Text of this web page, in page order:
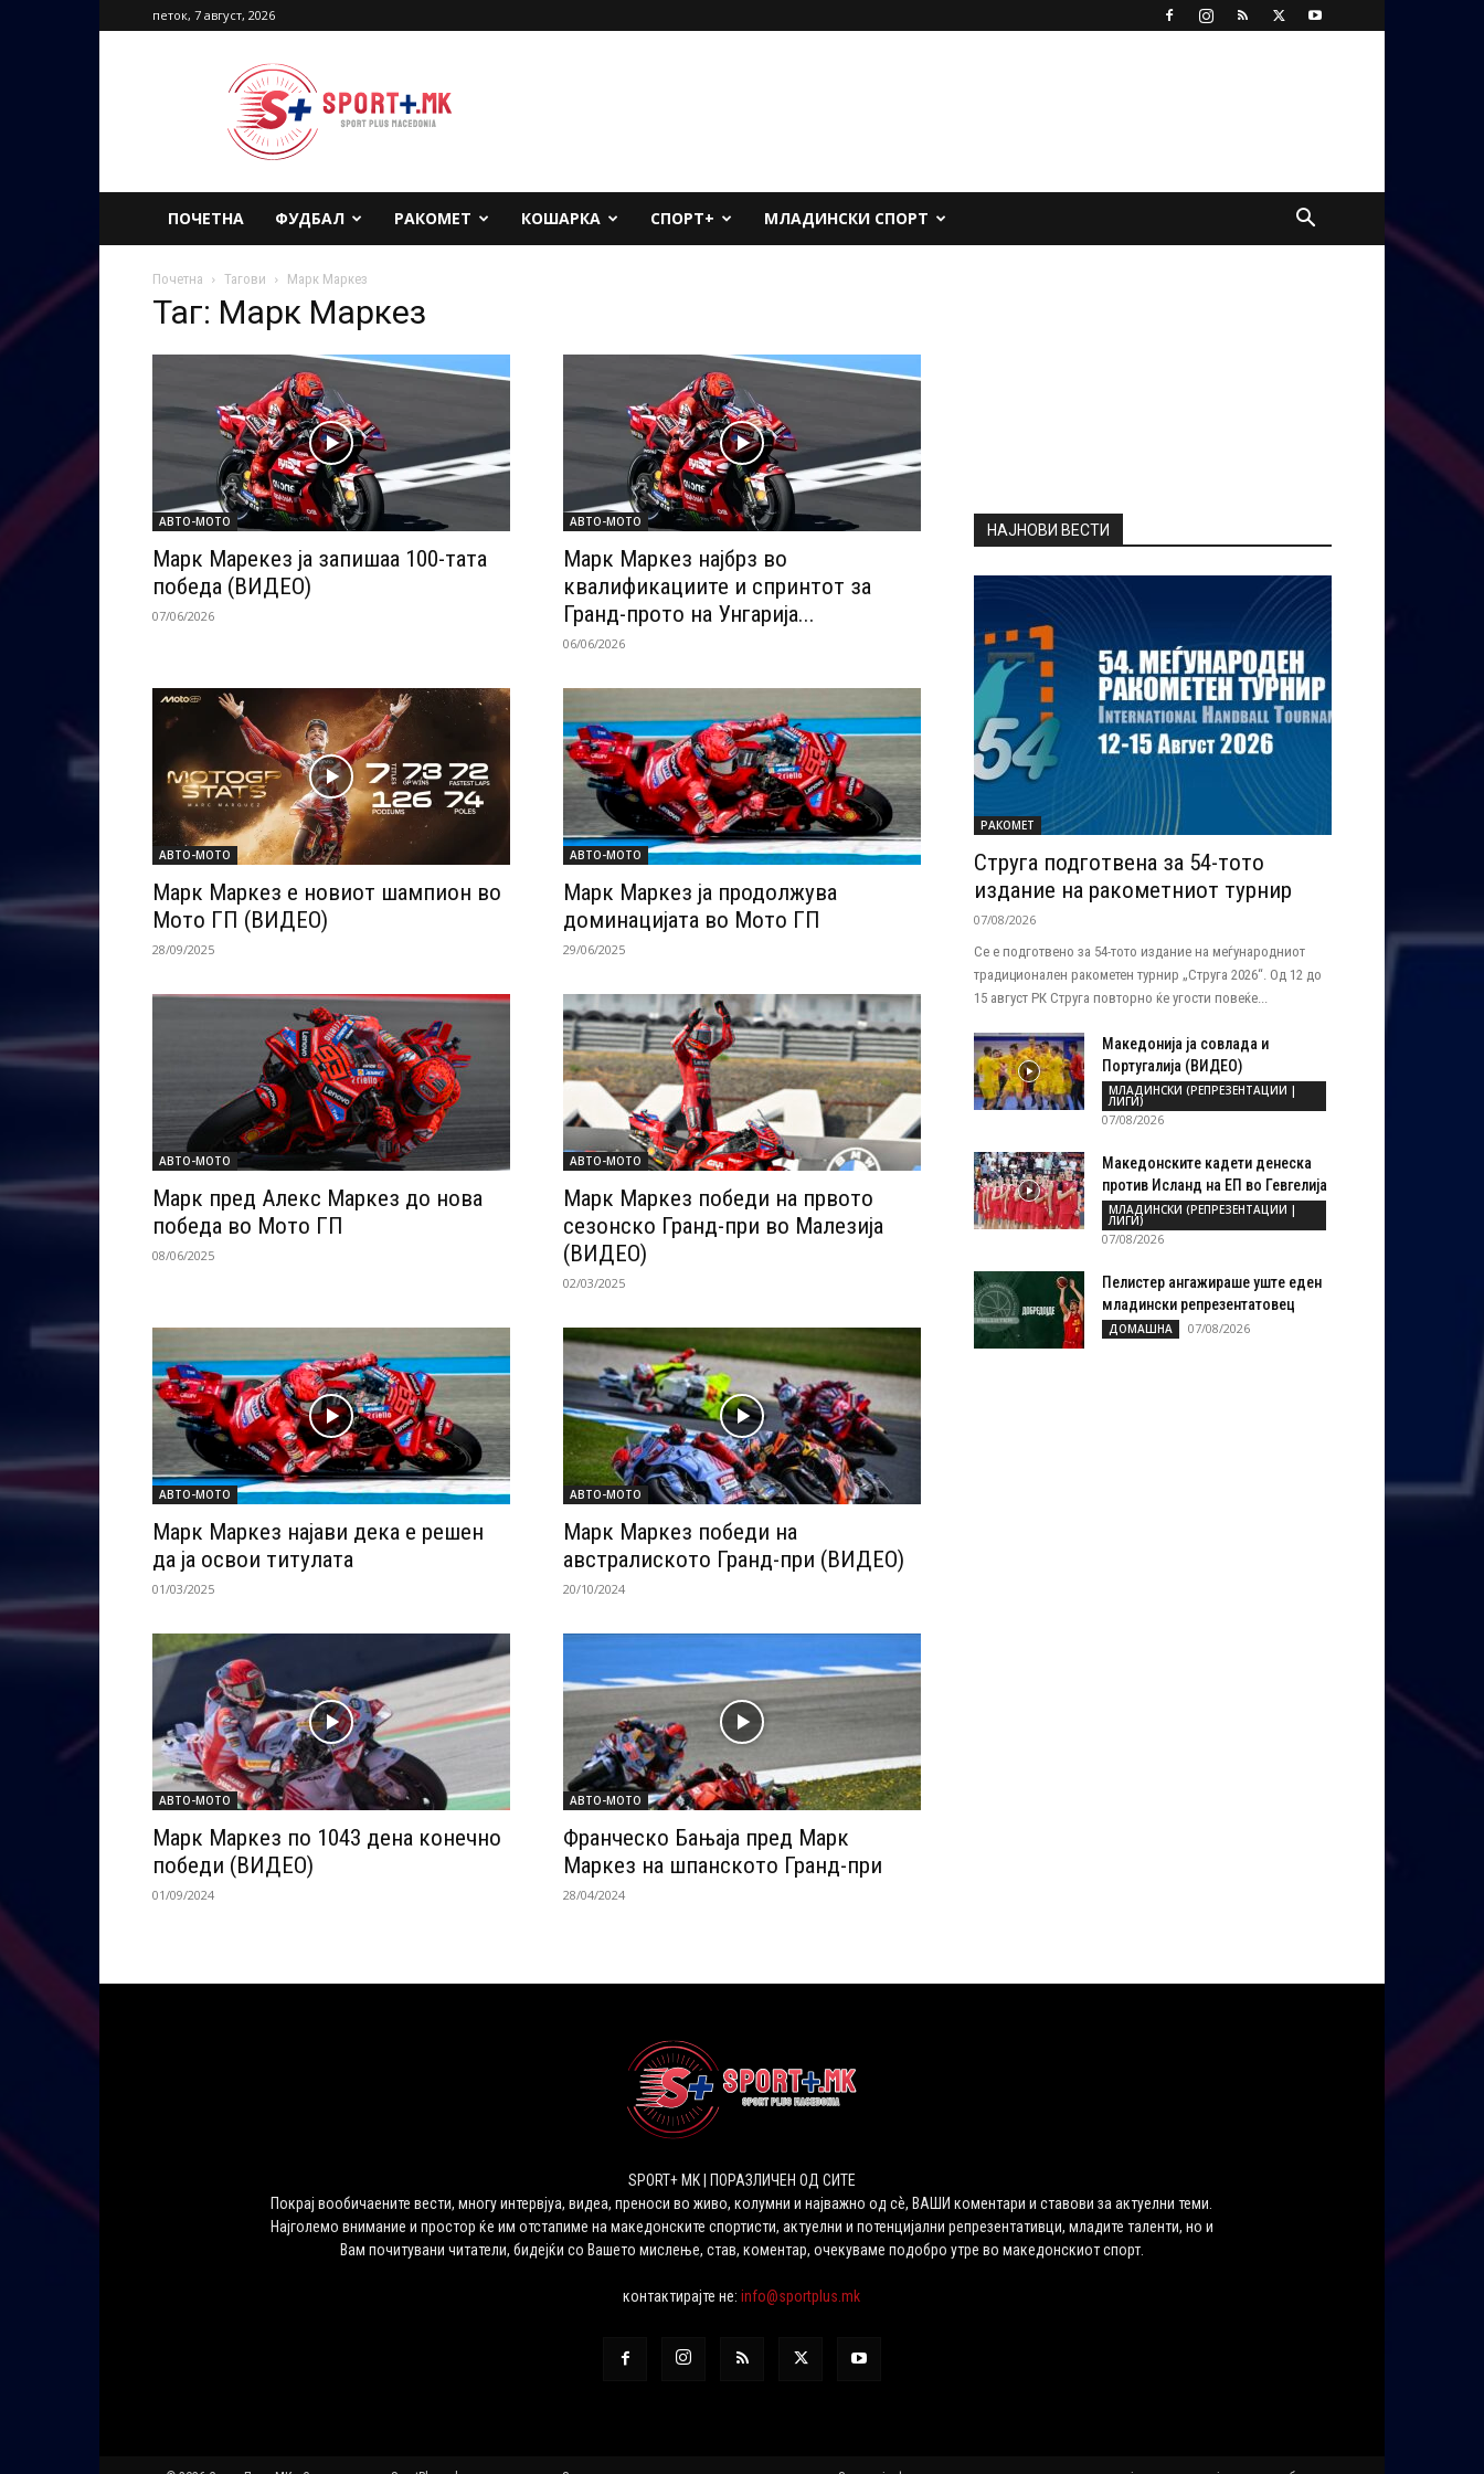
петок, 7 август, 2026
Sport
Plus
Macedonia
ПОЧЕТНА ФУДБАЛ РАКОМЕТ КОШАРКА СПОРТ+ МЛАДИНСКИ СПОРТ
Почетна Тагови Марк Маркез
Таг: Марк Маркез
АВТО-МОТО
Марк Марекез ја запишаа 100-тата
победа (ВИДЕО)
07/06/2026
АВТО-МОТО
Марк Маркез најбрз во
квалификациите и спринтот за
Гранд-прото на Унгарија...
06/06/2026
АВТО-МОТО
Марк Маркез е новиот шампион во
Мото ГП (ВИДЕО)
28/09/2025
АВТО-МОТО
Марк Маркез ја продолжува
доминацијата во Мото ГП
29/06/2025
АВТО-МОТО
Марк пред Алекс Маркез до нова
победа во Мото ГП
08/06/2025
АВТО-МОТО
Марк Маркез победи на првото
сезонско Гранд-при во Малезија
(ВИДЕО)
02/03/2025
АВТО-МОТО
Марк Маркез најави дека е решен
да ја освои титулата
01/03/2025
АВТО-МОТО
Марк Маркез победи на
австралиското Гранд-при (ВИДЕО)
20/10/2024
АВТО-МОТО
Марк Маркез по 1043 дена конечно
победи (ВИДЕО)
01/09/2024
АВТО-МОТО
Франческо Бањаја пред Марк
Маркез на шпанското Гранд-при
28/04/2024
НАЈНОВИ ВЕСТИ
РАКОМЕТ
Струга подготвена за 54-тото
издание на ракометниот турнир
07/08/2026
Се е подготвено за 54-тото издание на меѓународниот
традиционален ракометен турнир „Струга 2026“. Од 12 до
15 август РК Струга повторно ќе угости повеќе...
Македонија ја совлада и
Португалија (ВИДЕО)
МЛАДИНСКИ (РЕПРЕЗЕНТАЦИИ |
ЛИГИ)
07/08/2026
Македонските кадети денеска
против Исланд на ЕП во Гевгелија
МЛАДИНСКИ (РЕПРЕЗЕНТАЦИИ |
ЛИГИ)
07/08/2026
Пелистер ангажираше уште еден
младински репрезентатовец
ДОМАШНА 07/08/2026
SPORT+ MK | ПОРАЗЛИЧЕН ОД СИТЕ
Покрај вообичаените вести, многу интервјуа, видеа, преноси во живо, колумни и најважно од сѐ, ВАШИ коментари и ставови за актуелни теми.
Најголемо внимание и простор ќе им отстапиме на македонските спортисти, актуелни и потенцијални репрезентативци, младите таленти, но и
Вам почитувани читатели, бидејќи со Вашето мислење, став, коментар, очекуваме подобро утре во македонскиот спорт.
контактирајте не:info@sportplus.mk